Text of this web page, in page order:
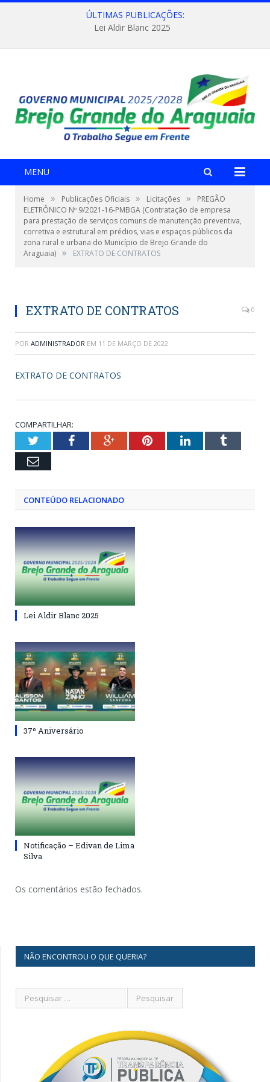
ÚLTIMAS PUBLICAÇÕES:
Lei Aldir Blanc 2025
MENU
Home » Publicações Oficiais » Licitações »
PREGÃO
ELETRÔNICO Nº 9/2021-16-PMBGA (Contratação de empresa
para prestação de serviços comuns de manutenção preventiva,
corretiva e estrutural em prédios, vias e espaços públicos da
zona rural e urbana do Município de Brejo Grande do
Araguaia) » EXTRATO DE CONTRATOS
EXTRATO DE CONTRATOS 0
POR ADMINISTRADOR EM 11 DE MARÇO DE 2022
EXTRATO DE CONTRATOS
COMPARTILHAR:
TwitterFacebookGoogle+PinterestLinkedInTumblr
Email
CONTEÚDO RELACIONADO
Lei Aldir Blanc 2025
37º Aniversário
Notificação – Edivan de Lima
Silva
Os comentários estão fechados.
NÃO ENCONTROU O QUE QUERIA?